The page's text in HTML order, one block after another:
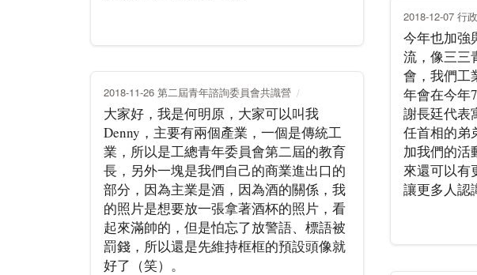
2018-12-07 行
今年也加強
流，像三三
會，我們工
年會在今年
謝長廷代表
任首相的弟
加我們的活
來還可以有
讓更多人認
2018-11-26 第二屆青年諮詢委員會共識營
大家好，我是何明原，大家可以叫我
Denny，主要有兩個產業，一個是傳統工
業，所以是工總青年委員會第二屆的教育
長，另外一塊是我們自己的商業進出口的
部分，因為主業是酒，因為酒的關係，我
的照片是想要放一張拿著酒杯的照片，看
起來滿帥的，但是怕忘了放警語、標語被
罰錢，所以還是先維持框框的預設頭像就
好了（笑）。